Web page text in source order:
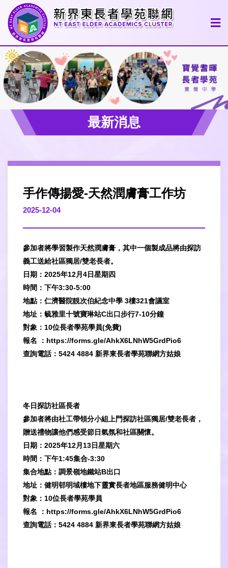
最新消息
手作傳揚愛-天然潤膚膏工作坊
2025-12-04
參加者將學習製作天然潤膚膏，其中一個製成品將由探訪
義工送給社區獨居/雙老長者。
日期：2025年12月4日星期四
時間：下午3:30-5:00
地點：仁濟醫院靚次伯紀念中學 3樓321會議室
地址：毓雅里十號寶琳站C出口步行7-10分鐘
對象：10位長者學苑學員(免費)
報名 ： https://forms.gle/AhkX6LNhW5GrdPio6
查詢電話：5424 4884 新界東長者學苑聯網方姑娘
冬日探訪社區長者
參加者將由社工帶領分小組上門探訪社區獨居/雙老長者，
贈送禮物讓他們感受節日氣氛和社區關懷。
日期：2025年12月13日星期六
時間：下午1:45集合-3:30
集合地點：調景嶺地鐵站B出口
地址：健明邨明域樓地下靈實長者地區服務健明中心
對象：10位長者學苑學員
報名 ：https://forms.gle/AhkX6LNhW5GrdPio6
查詢電話：5424 4884 新界東長者學苑聯網方姑娘